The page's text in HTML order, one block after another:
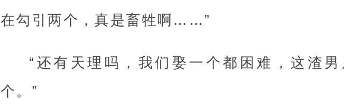
在勾引两个，真是畜牲啊……”
“还有天理吗，我们娶一个都困难，这渣
个。”